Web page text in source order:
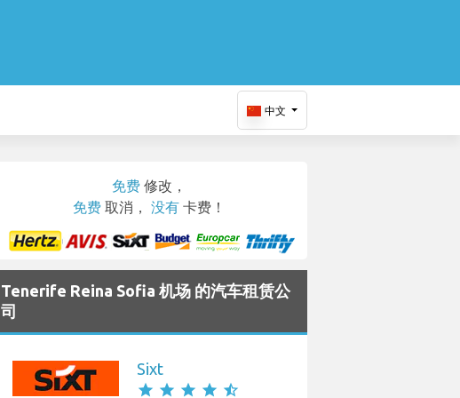
中文
免费 修改，
免费 取消， 没有 卡费！
Tenerife Reina Sofia 机场 的汽车租赁公
司
Sixt
star star star star star_half